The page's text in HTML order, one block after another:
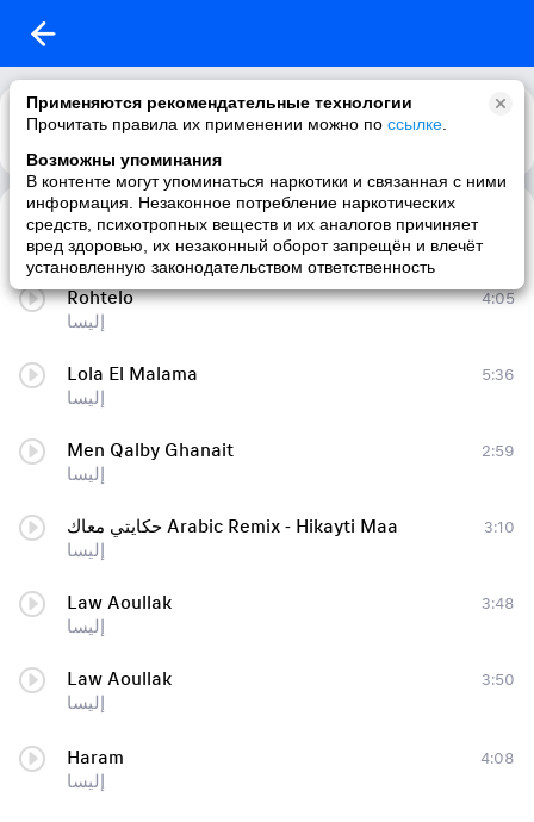
Применяются рекомендательные технологии
Прочитать правила их применении можно по ссылке
Возможны упоминания
В контенте могут упоминаться наркотики и связанная с ними
информация. Незаконное потребление наркотических
средств, психотропных веществ и их аналогов причиняет
вред здоровью, их незаконный оборот запрещён и влечёт
установленную законодательством ответственность
Te3Ebt Minnak
إليسا
Rohtelo
إليسا
4:05
Lola El Malama
إليسا
5:36
Men Qalby Ghanait
إليسا
2:59
حكايتي معاك Arabic Remix - Hikayti Maa
إليسا
3:10
Law Aoullak
إليسا
3:48
Law Aoullak
إليسا
3:50
Haram
إليسا
4:08